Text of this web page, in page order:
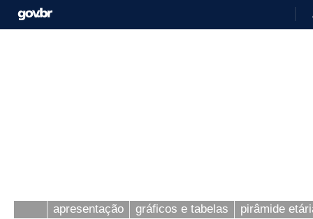
apresentação gráficos e tabelas pirâmide